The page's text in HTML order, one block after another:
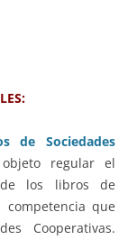
de Sociedades
regular el
de los libros de
competencia que
Cooperativas.